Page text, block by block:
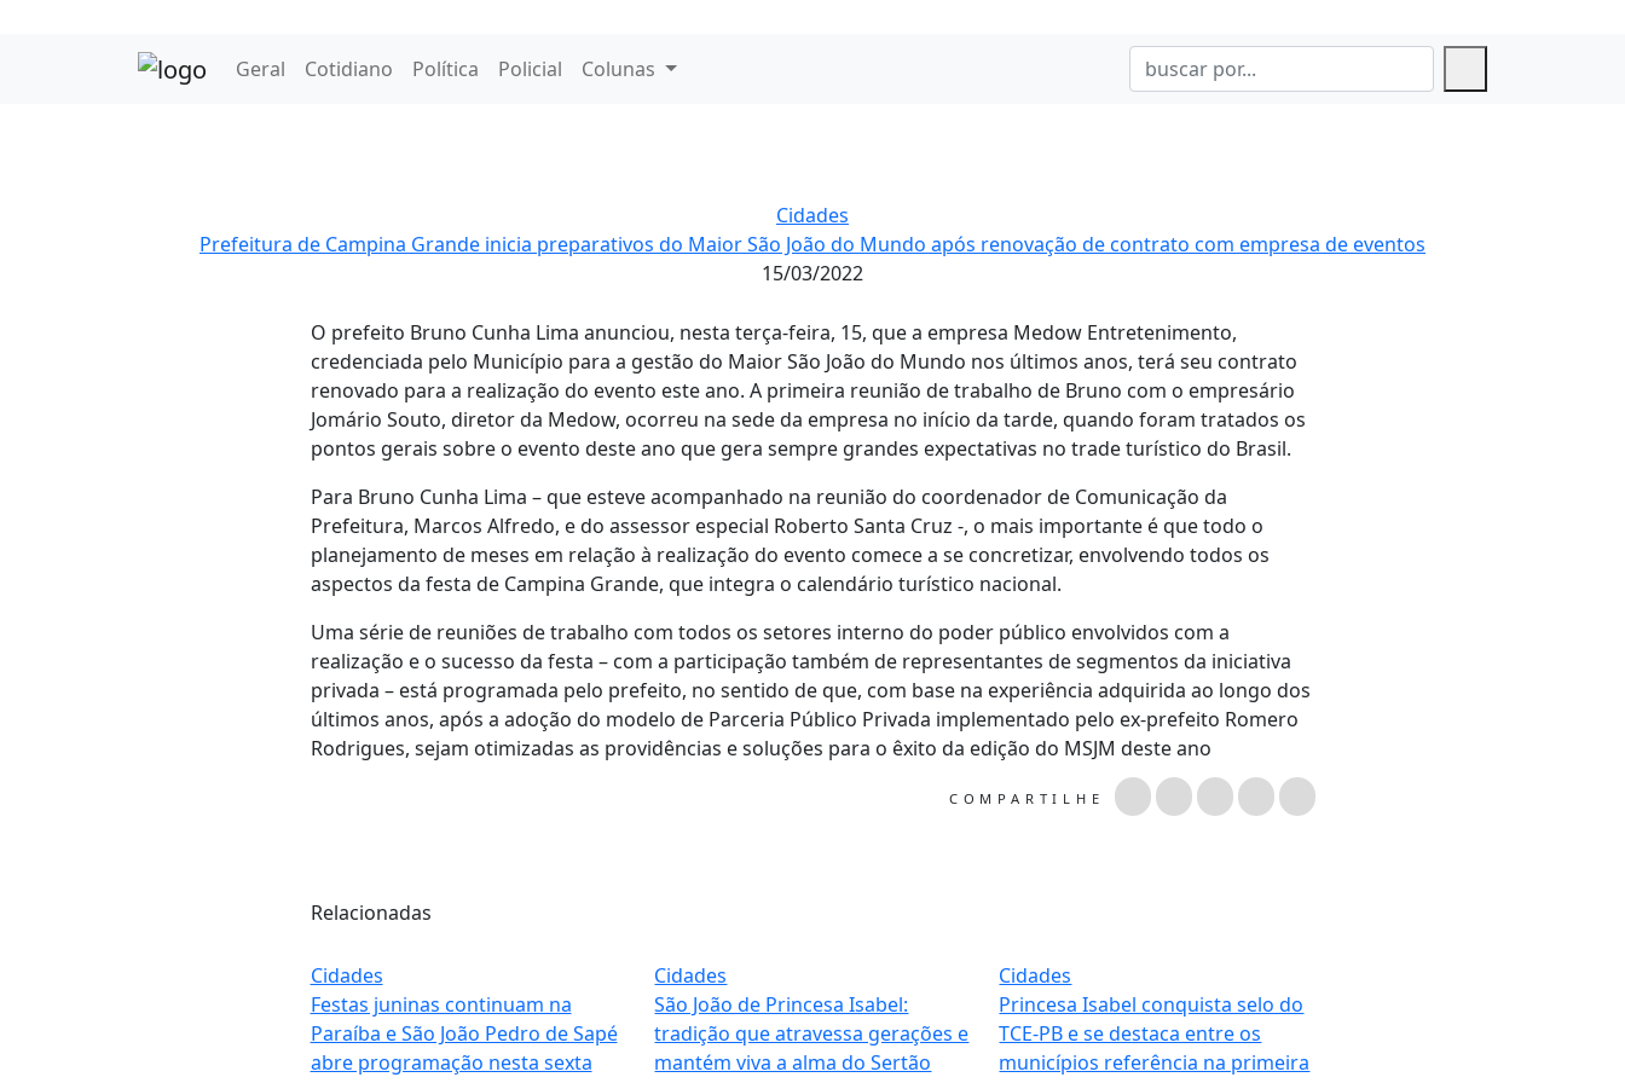
Geral Cotidiano Política Policial Colunas
Cidades
Prefeitura de Campina Grande inicia preparativos do Maior São João do Mundo após renovação de contrato com empresa de eventos
15/03/2022
O prefeito Bruno Cunha Lima anunciou, nesta terça-feira, 15, que a empresa Medow Entretenimento,
credenciada pelo Município para a gestão do Maior São João do Mundo nos últimos anos, terá seu contrato
renovado para a realização do evento este ano. A primeira reunião de trabalho de Bruno com o empresário
Jomário Souto, diretor da Medow, ocorreu na sede da empresa no início da tarde, quando foram tratados os
pontos gerais sobre o evento deste ano que gera sempre grandes expectativas no trade turístico do Brasil.
Para Bruno Cunha Lima – que esteve acompanhado na reunião do coordenador de Comunicação da
Prefeitura, Marcos Alfredo, e do assessor especial Roberto Santa Cruz -, o mais importante é que todo o
planejamento de meses em relação à realização do evento comece a se concretizar, envolvendo todos os
aspectos da festa de Campina Grande, que integra o calendário turístico nacional.
Uma série de reuniões de trabalho com todos os setores interno do poder público envolvidos com a
realização e o sucesso da festa – com a participação também de representantes de segmentos da iniciativa
privada – está programada pelo prefeito, no sentido de que, com base na experiência adquirida ao longo dos
últimos anos, após a adoção do modelo de Parceria Público Privada implementado pelo ex-prefeito Romero
Rodrigues, sejam otimizadas as providências e soluções para o êxito da edição do MSJM deste ano
COMPARTILHE
Relacionadas
Cidades
Festas juninas continuam na
Paraíba e São João Pedro de Sapé
abre programação nesta sexta
Cidades
São João de Princesa Isabel:
tradição que atravessa gerações e
mantém viva a alma do Sertão
Cidades
Princesa Isabel conquista selo do
TCE-PB e se destaca entre os
municípios referência na primeira